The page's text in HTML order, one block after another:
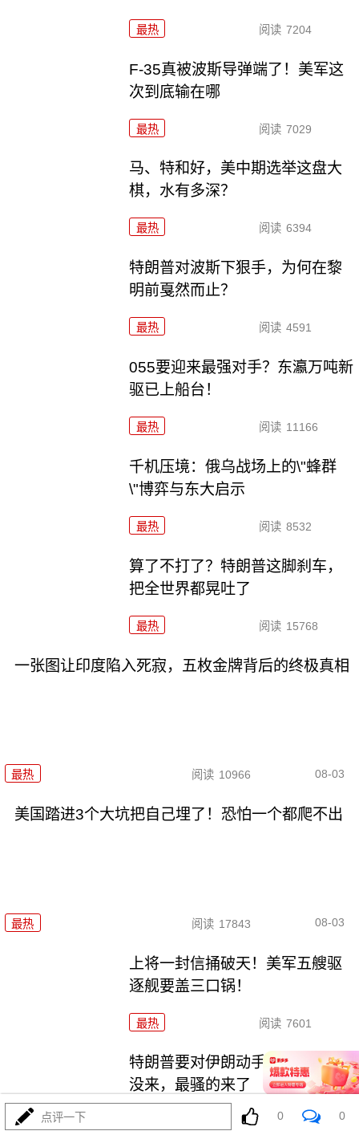
最热 阅读 7204
F-35真被波斯导弹端了！美军这
次到底输在哪
最热 阅读 7029
马、特和好，美中期选举这盘大
棋，水有多深？
最热 阅读 6394
特朗普对波斯下狠手，为何在黎
明前戛然而止？
最热 阅读 4591
055要迎来最强对手？东瀛万吨新
驱已上船台！
最热 阅读 11166
千机压境：俄乌战场上的\"蜂群
\"博弈与东大启示
最热 阅读 8532
算了不打了？特朗普这脚刹车，
把全世界都晃吐了
最热 阅读 15768
一张图让印度陷入死寂，五枚金牌背后的终极真相
最热 阅读 10966 08-03
美国踏进3个大坑把自己埋了！恐怕一个都爬不出
最热 阅读 17843 08-03
上将一封信捅破天！美军五艘驱
逐舰要盖三口锅！
最热 阅读 7601
特朗普要对伊朗动手？最狠的还
没来，最骚的来了
阅读 6177
点评一下 0 0